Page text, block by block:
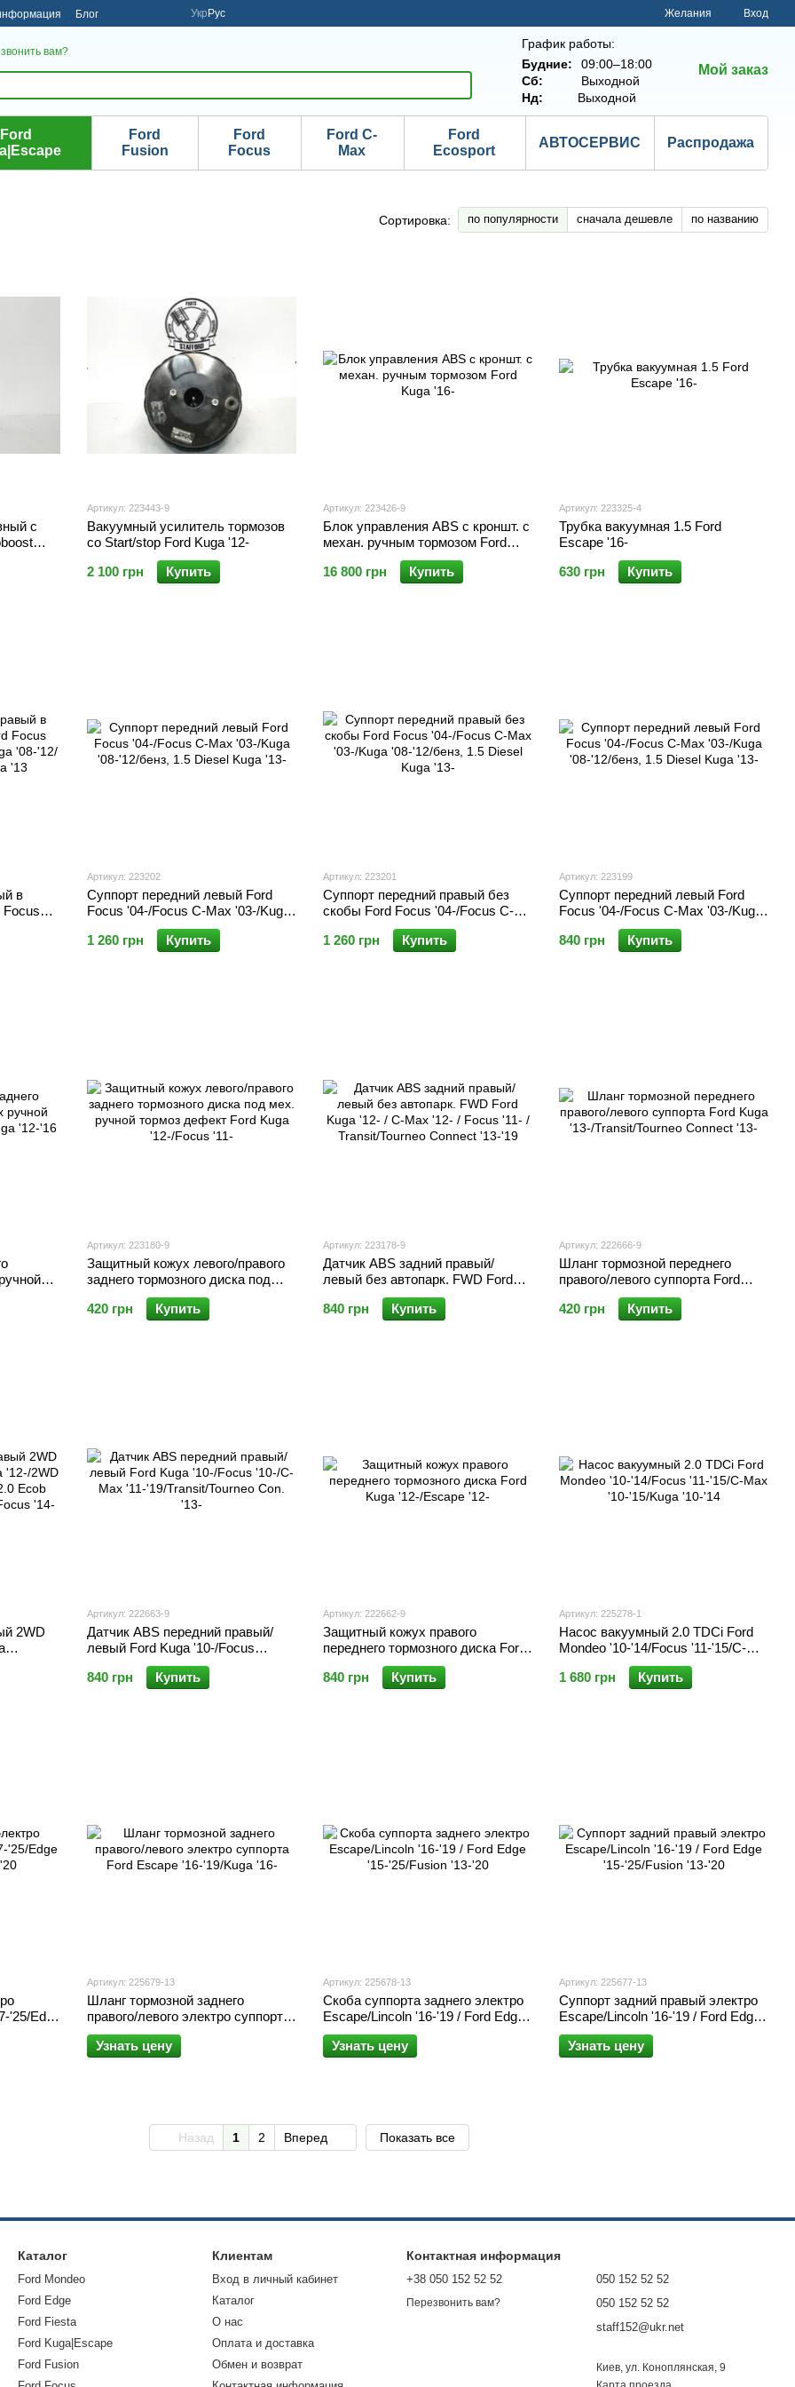
Блог Укр Рус Желания Вход
вам?
График работы:
Будние:
09:00–18:00
Сб:
Выходной
Нд:
Выходной
Мой заказ
Ford
Ford
Fusion
Ford
Focus
Ford C-
Max
Ford
Ecosport
АВТОСЕРВИС Распродажа
Сортировка: по популярности сначала дешевле по названию
с
Артикул: 223443-9
Вакуумный усилитель тормозов
со Start/stop Ford Kuga '12-
2 100 грн
Купить
Артикул: 223426-9
Блок управления ABS с кроншт. с
механ. ручным тормозом Ford
16 800 грн
Купить
Артикул: 223325-4
Трубка вакуумная 1.5 Ford
Escape '16-
630 грн
Купить
в
Focus
'08-'12/
Артикул: 223202
Суппорт передний левый Ford
Focus '04-/Focus C-Max '03-/Kuga
'08-'12/бенз, 1.5 Diesel Kuga '13-
1 260 грн
Купить
Артикул: 223201
Суппорт передний правый без
скобы Ford Focus '04-/Focus C-
Max '03-/Kuga '08-'12/бенз, 1.5
Diesel Kuga '13-
1 260 грн Купить
Артикул: 223199
Суппорт передний левый Ford
Focus '04-/Focus C-Max '03-/Kuga
'08-'12/бенз, 1.5 Diesel Kuga '13-
840 грн
Купить
'12-'16
Артикул: 223180-9
Защитный кожух левого/правого
заднего тормозного диска под
мех. ручной тормоз дефект Ford
Kuga '12-/Focus '11-
420 грн Купить
Артикул: 223178-9
Датчик ABS задний правый/
левый без автопарк. FWD Ford
Kuga '12- / C-Max '12- / Focus '11- /
Transit/Tourneo Connect '13-'19
840 грн Купить
Артикул: 222666-9
Шланг тормозной переднего
правого/левого суппорта Ford
Kuga '13-/Transit/Tourneo Connect
'13-
420 грн Купить
2WD
'19/2.0
Артикул: 222663-9
Датчик ABS передний правый/
левый Ford Kuga '10-/Focus
'10-/C-Max '11-'19/Transit/Tourneo
Con. '13-
840 грн Купить
Артикул: 222662-9
Защитный кожух правого
переднего тормозного диска Ford
Kuga '12-/Escape '12-
840 грн
Купить
Артикул: 225278-1
Насос вакуумный 2.0 TDCi Ford
Mondeo '10-'14/Focus '11-'15/C-
Max '10-'15/Kuga '10-'14
1 680 грн
Купить
'25/Edge
Артикул: 225679-13
Шланг тормозной заднего
правого/левого электро суппорта
Ford Escape '16-'19/Kuga '16-
Узнать цену
Артикул: 225678-13
Скоба суппорта заднего электро
Escape/Lincoln '16-'19 / Ford Edge
'15-'25/Fusion '13-'20
Узнать цену
Артикул: 225677-13
Суппорт задний правый электро
Escape/Lincoln '16-'19 / Ford Edge
'15-'25/Fusion '13-'20
Узнать цену
Назад 1 2 Вперед Показать все
Каталог
Ford Mondeo
Ford Edge
Ford Fiesta
Ford Kuga|Escape
Ford Fusion
Клиентам
Вход в личный кабинет
Каталог
О нас
Оплата и доставка
Обмен и возврат
Контактная информация
+38 050 152 52 52
Перезвонить вам?
050 152 52 52
050 152 52 52
staff152@ukr.net
Киев, ул. Коноплянская, 9